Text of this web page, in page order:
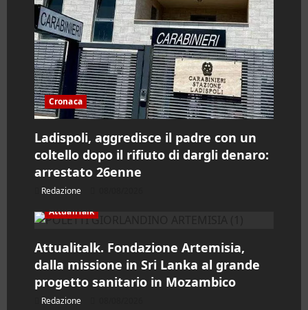
Cronaca
Ladispoli, aggredisce il padre con un
coltello dopo il rifiuto di dargli denaro:
arrestato 26enne
Redazione
AttualiTalk
Attualitalk. Fondazione Artemisia,
dalla missione in Sri Lanka al grande
progetto sanitario in Mozambico
Redazione